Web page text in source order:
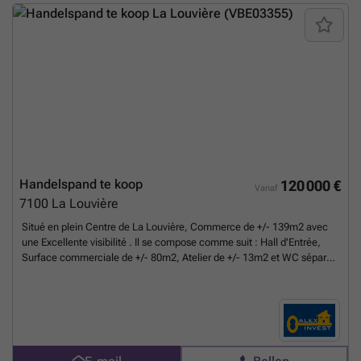
zolder van ca. 48 m² bijkomend potentieel. Er is bovendien de
mogelijkheid om, mits onderhandeling en tegen meerprijs, een garage
Vanaf 120 000 €
Handelspand te koop
7100 La Louvière
Situé en plein Centre de La Louvière, Commerce de +/- 139m2 avec
une Excellente visibilité . Il se compose comme suit : Hall d'Entrée,
Surface commerciale de +/- 80m2, Atelier de +/- 13m2 et WC séparé.
à partir de 120.000€ sous réserve de l'acceptation des propriétaires.
Possibilité d'acquérir le fond de commerce moyennant négociation. A